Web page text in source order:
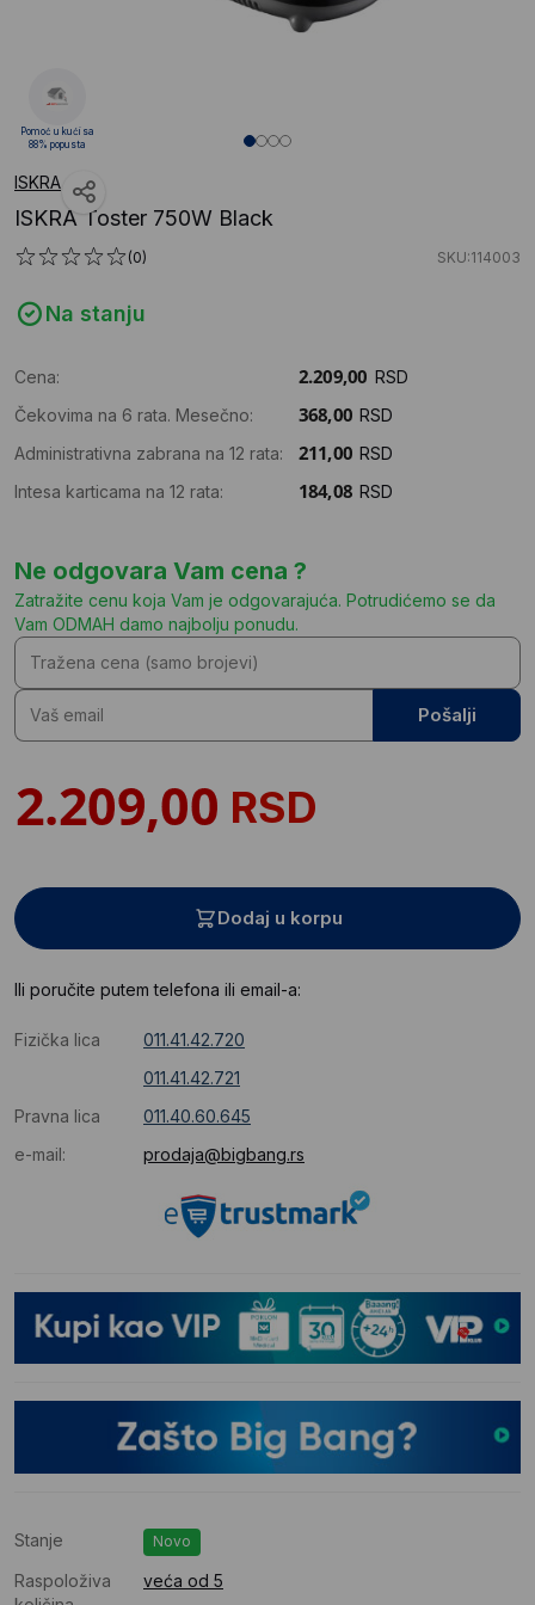
ISKRA
ISKRA Toster 750W Black
(0) SKU:114003
Na stanju
Cena:
RSD
Čekovima na 6 rata. Mesečno:
RSD
Administrativna zabrana na 12 rata:
RSD
Intesa karticama na 12 rata:
RSD
Ne odgovara Vam cena ?
Zatražite cenu koja Vam je odgovarajuća. Potrudićemo se da
Vam ODMAH damo najbolju ponudu.
Pošalji
RSD
Dodaj u korpu
Ili poručite putem telefona ili email-a:
Fizička lica
011.41.42.720
011.41.42.721
Pravna lica
011.40.60.645
e-mail:
prodaja@bigbang.rs
Stanje Novo
Raspoloživa
veća od 5
Pomoć u kući sa
88% popusta